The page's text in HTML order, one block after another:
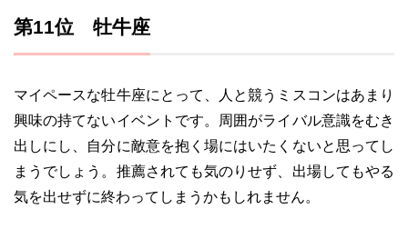
第11位 牡牛座
マイペースな牡牛座にとって、人と競うミスコンはあまり
興味の持てないイベントです。周囲がライバル意識をむき
出しにし、自分に敵意を抱く場にはいたくないと思ってし
まうでしょう。推薦されても気のりせず、出場してもやる
気を出せずに終わってしまうかもしれません。